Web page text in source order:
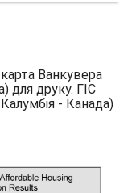
Ванкувера
для друку. ГІС
- Канада)